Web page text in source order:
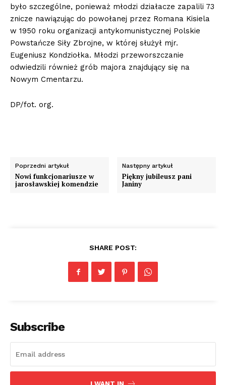
było szczególne, ponieważ młodzi działacze zapalili 73
znicze nawiązując do powołanej przez Romana Kisiela
w 1950 roku organizacji antykomunistycznej Polskie
Powstańcze Siły Zbrojne, w której służył mjr.
Eugeniusz Kondziołka. Młodzi przeworszczanie
odwiedzili również grób majora znajdujący się na
Nowym Cmentarzu.
DP/fot. org.
Poprzedni artykuł
Nowi funkcjonariusze w
jarosławskiej komendzie
Następny artykuł
Piękny jubileusz pani
Janiny
SHARE POST:
Subscribe